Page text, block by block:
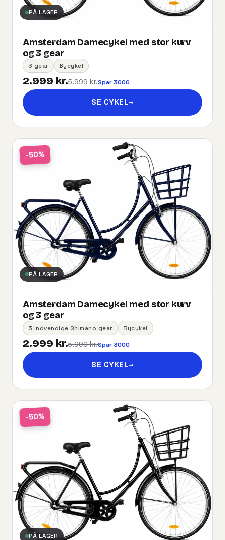
PÅ LAGER
Amsterdam Damecykel med stor kurv
og 3 gear
3 gear Bycykel
2.999 kr.5.999 kr.Spar 3000
SE CYKEL→
-50%
PÅ LAGER
Amsterdam Damecykel med stor kurv
og 3 gear
3 indvendige Shimano gear Bycykel
2.999 kr.5.999 kr.Spar 3000
SE CYKEL→
-50%
PÅ LAGER